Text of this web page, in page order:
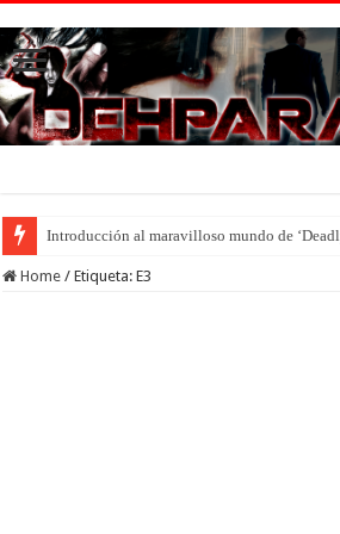
Introducción al maravilloso mundo de
Home / Etiqueta:E3